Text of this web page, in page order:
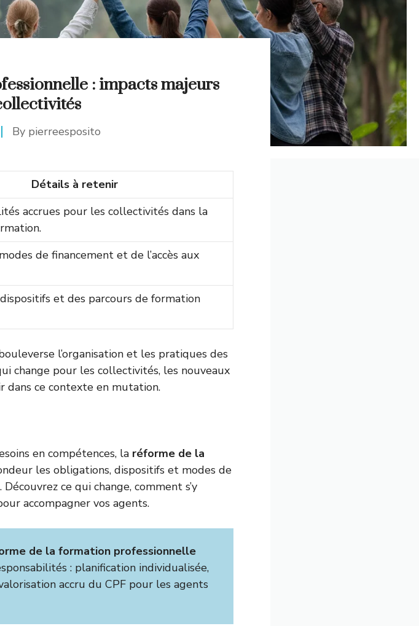
: impacts majeurs
By pierreesposito
Détails à retenir
accrues pour les collectivités dans la
de financement et de l’accès aux
et des parcours de formation
l’organisation et les pratiques des
change pour les collectivités, les nouveaux
dans ce contexte en mutation.
en compétences, la réforme de la
les obligations, dispositifs et modes de
ce qui change, comment s’y
accompagner vos agents.
de la formation professionnelle
: planification individualisée,
accru du CPF pour les agents